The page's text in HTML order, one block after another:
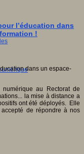
l’éducation dans
!
au Rectorat de
la mise à distance a
ont été déployés. Elle
de répondre à nos